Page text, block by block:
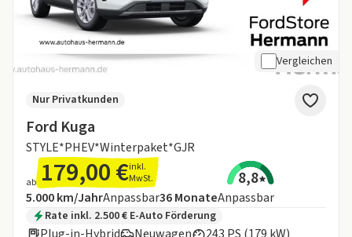
Vergleichen
Ford Kuga
STYLE*PHEV*Winterpaket*GJR
Nur Privatkunden
ab 179,00 €inkl.
MwSt.
8,8
Angebotsdetails:
Inklusive Laufleistung
5.000 km/JahrAnpassbarLaufzeit
36MonateAnpassbar
Zusätzliche Fahrzeuginformationen:
Rate inkl. 2.500 € E-Auto Förderung
Plug-in-Hybrid Neuwagen
243 PS (179 kW)